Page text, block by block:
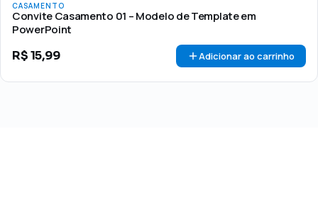
OFERTA 🏷 Em promoção
CASAMENTO
Convite Casamento 01 – Modelo de Template em
PowerPoint
R$15,99 Adicionar ao carrinho